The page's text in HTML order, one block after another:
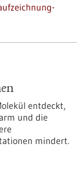
entdeckt,
und die
mindert.